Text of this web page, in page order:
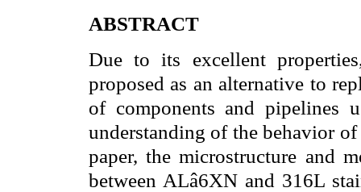
ABSTRACT
Due to its excellent
proposed as an alternative to
of components and pipelines
understanding of the behavior
paper, the microstructure and
between ALâ6XN and 316L